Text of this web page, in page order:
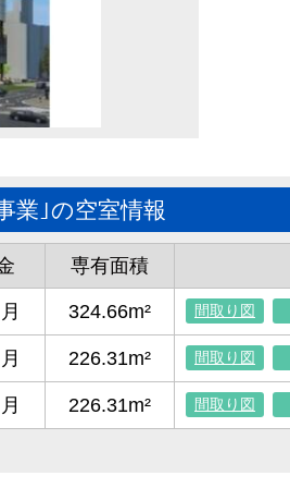
業｣の空室情報
専有面積
324.66m² 間取り図
226.31m² 間取り図
226.31m² 間取り図